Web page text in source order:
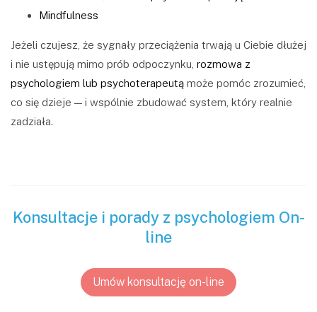
Mindfulness
Jeżeli czujesz, że sygnały przeciążenia trwają u Ciebie dłużej
i nie ustępują mimo prób odpoczynku, rozmowa z
psychologiem lub psychoterapeutą może pomóc zrozumieć,
co się dzieje — i wspólnie zbudować system, który realnie
zadziała.
Konsultacje i porady z psychologiem On-
line
Umów konsultację on-line